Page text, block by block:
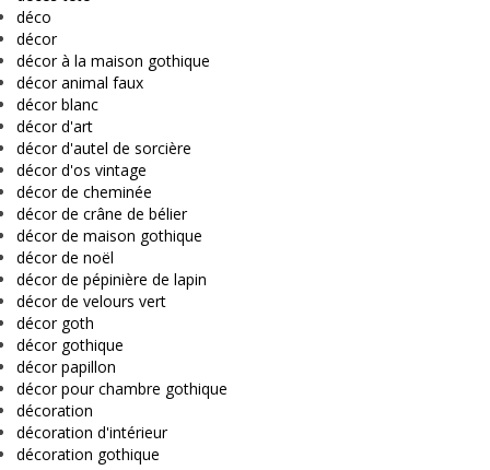
déco
décor
décor à la maison gothique
décor animal faux
décor blanc
décor d'art
décor d'autel de sorcière
décor d'os vintage
décor de cheminée
décor de crâne de bélier
décor de maison gothique
décor de noël
décor de pépinière de lapin
décor de velours vert
décor goth
décor gothique
décor papillon
décor pour chambre gothique
décoration
décoration d'intérieur
décoration gothique